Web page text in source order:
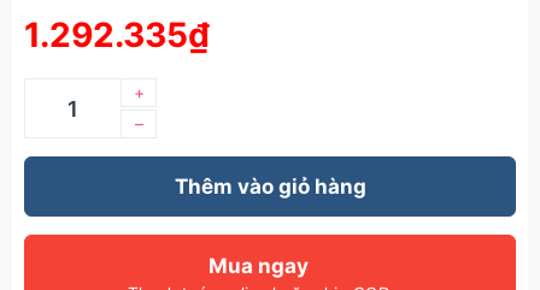
1.292.335₫
–
+
Thêm vào giỏ hàng
Mua ngay